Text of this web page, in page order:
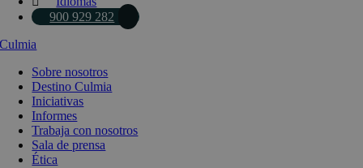
900 929 282
Culmia
Sobre nosotros
Destino Culmia
Iniciativas
Informes
Trabaja con nosotros
Sala de prensa
Ética